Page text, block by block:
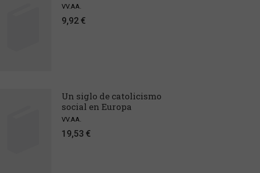
VV.AA.
9,92 €
Un siglo de catolicismo
social en Europa
VV.AA.
19,53 €